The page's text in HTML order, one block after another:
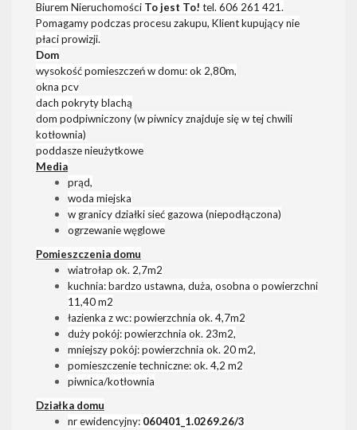
Biurem Nieruchomości To jest To! tel. 606 261 421.
Pomagamy podczas procesu zakupu, Klient kupujący nie
płaci prowizji.
Dom
wysokość pomieszczeń w domu: ok 2,80m,
okna pcv
dach pokryty blachą
dom podpiwniczony (w piwnicy znajduje się w tej chwili
kotłownia)
poddasze nieużytkowe
Media
prąd,
woda miejska
w granicy działki sieć gazowa (niepodłączona)
ogrzewanie węglowe
Pomieszczenia domu
wiatrołap ok. 2,7m2
kuchnia: bardzo ustawna, duża, osobna o powierzchni
11,40 m2
łazienka z wc: powierzchnia ok. 4,7m2
duży pokój: powierzchnia ok. 23m2,
mniejszy pokój: powierzchnia ok. 20 m2,
pomieszczenie techniczne: ok. 4,2 m2
piwnica/kotłownia
Działka domu
nr ewidencyjny: 060401_1.0269.26/3